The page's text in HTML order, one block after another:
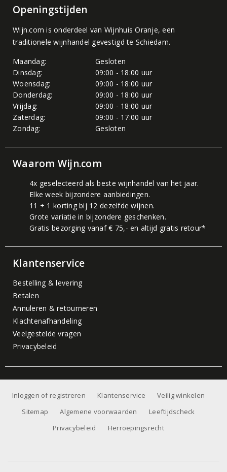
Openingstijden
Wijn.com is onderdeel van Wijnhuis Oranje, een
traditionele wijnhandel gevestigd te Schiedam.
Maandag:
Gesloten
Dinsdag:
09:00 - 18:00 uur
Woensdag:
09:00 - 18:00 uur
Donderdag:
09:00 - 18:00 uur
Vrijdag:
09:00 - 18:00 uur
Zaterdag:
09:00 - 17:00 uur
Zondag:
Gesloten
Waarom Wijn.com
4x geselecteerd als beste wijnhandel van het jaar.
Elke week bijzondere aanbiedingen.
11 + 1 korting bij 12 dezelfde wijnen.
Grote variatie in bijzondere geschenken.
Gratis bezorging vanaf € 75,- en altijd gratis retour*
Klantenservice
Bestelling & levering
Betalen
Annuleren & retourneren
Klachtenafhandeling
Veelgestelde vragen
Privacybeleid
Inloggen of registreren Klantenservice
Veilig winkelen
Sitemap
Algemene voorwaarden
Leeftijdscheck
Privacybeleid
Herroepingsrecht